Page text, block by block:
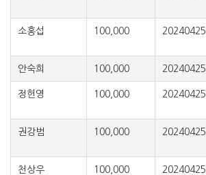
소홍섭 100,000 20240425
안숙희 100,000 20240425
정헌영 100,000 20240425
권강범 100,000 20240425
천상우 100,000 20240425